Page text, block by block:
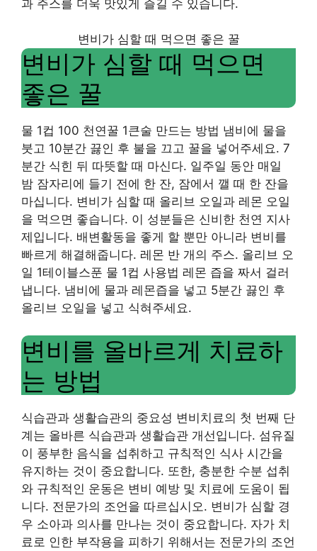
과 주스를 더욱 맛있게 즐길 수 있습니다.
변비가 심할 때 먹으면 좋은 꿀
변비가 심할 때 먹으면
좋은 꿀
물 1컵 100 천연꿀 1큰술 만드는 방법 냄비에 물을
붓고 10분간 끓인 후 불을 끄고 꿀을 넣어주세요. 7
분간 식힌 뒤 따뜻할 때 마신다. 일주일 동안 매일
밤 잠자리에 들기 전에 한 잔, 잠에서 깰 때 한 잔을
마십니다. 변비가 심할 때 올리브 오일과 레몬 오일
을 먹으면 좋습니다. 이 성분들은 신비한 천연 지사
제입니다. 배변활동을 좋게 할 뿐만 아니라 변비를
빠르게 해결해줍니다. 레몬 반 개의 주스. 올리브 오
일 1테이블스푼 물 1컵 사용법 레몬 즙을 짜서 걸러
냅니다. 냄비에 물과 레몬즙을 넣고 5분간 끓인 후
올리브 오일을 넣고 식혀주세요.
변비를 올바르게 치료하
는 방법
식습관과 생활습관의 중요성 변비치료의 첫 번째 단
계는 올바른 식습관과 생활습관 개선입니다. 섬유질
이 풍부한 음식을 섭취하고 규칙적인 식사 시간을
유지하는 것이 중요합니다. 또한, 충분한 수분 섭취
와 규칙적인 운동은 변비 예방 및 치료에 도움이 됩
니다. 전문가의 조언을 따르십시오. 변비가 심할 경
우 소아과 의사를 만나는 것이 중요합니다. 자가 치
료로 인한 부작용을 피하기 위해서는 전문가의 조언